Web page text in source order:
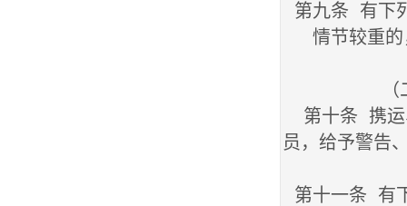
第九条 有下
情节较重
（
第十条 携运
员，给予警告
第十一条 有